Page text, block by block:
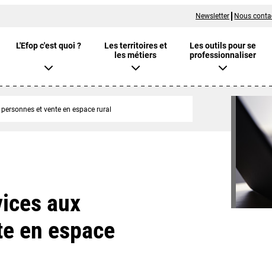
Newsletter Nous
L'Efop c'est quoi ?
Les territoires et
les métiers
Les outils pour se
professionnaliser
et vente en espace rural
aux
en espace